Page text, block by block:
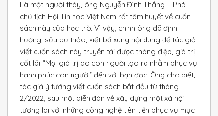
Là một người thày, ông Nguyễn Đình Thắng – Phó
chủ tịch Hội Tin học Việt Nam rất tâm huyết về cuốn
sách này của học trò. Vì vậy, chính ông đã định
hướng, sửa dự thảo, viết bổ xung nội dung để tác giả
viết cuốn sách này truyền tải được thông điệp, giá trị
cốt lõi “Mọi giá trị do con người tạo ra nhằm phục vụ
hạnh phúc con người” đến với bạn đọc. Ông cho biết,
tác giả ý tưởng viết cuốn sách bắt đầu từ tháng
2/2022, sau một diễn đàn về xây dựng một xã hội
tương lai với những công nghệ tiên tiến phục vụ mục